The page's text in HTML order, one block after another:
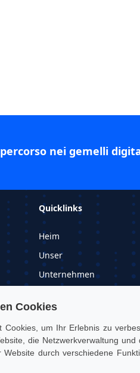
Cookies
Cookies, um Ihr Erlebnis zu
die Netzwerkverwaltung
Website durch verschiedene
nei gemelli
Quicklinks
Heim
Unser
Unternehmen
Informationsmaterial
Demo anfordern